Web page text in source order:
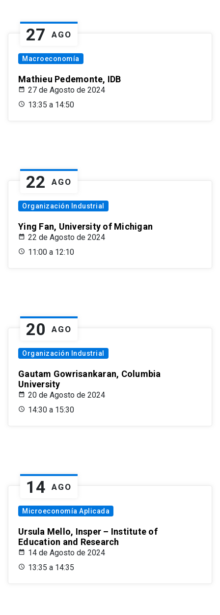
27 AGO
Macroeconomía
Mathieu Pedemonte, IDB
27 de Agosto de 2024
13:35 a 14:50
22 AGO
Organización Industrial
Ying Fan, University of Michigan
22 de Agosto de 2024
11:00 a 12:10
20 AGO
Organización Industrial
Gautam Gowrisankaran, Columbia
University
20 de Agosto de 2024
14:30 a 15:30
14 AGO
Microeconomía Aplicada
Ursula Mello, Insper – Institute of
Education and Research
14 de Agosto de 2024
13:35 a 14:35